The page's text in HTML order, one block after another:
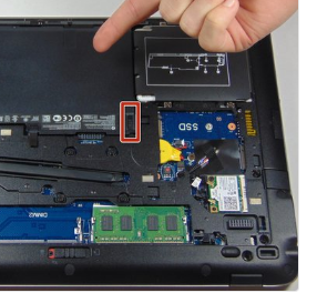
Publier un commentaire